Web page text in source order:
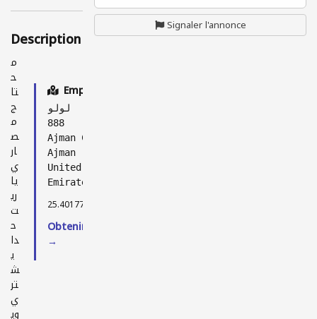
Description
م
ح
تا
ج
م
ص
ار
ي
يا
ري
ت
ح
دا
ي
ش
تر
ي
وي
Emplacement
لولو
888
Ajman City
Ajman
United Arab
Emirates
25.40177, 55.47878
Obtenir l'itinéraire
→
Signaler l'annonce